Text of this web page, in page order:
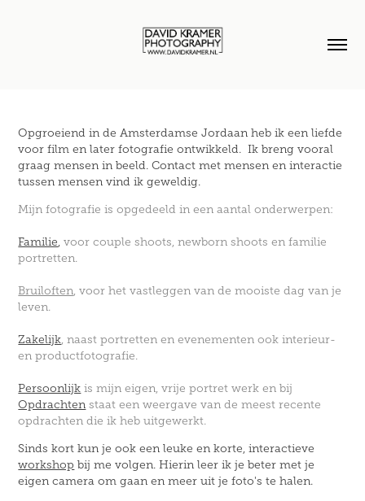
Opgroeiend in de Amsterdamse Jordaan heb ik een liefde
voor film en later fotografie ontwikkeld. Ik breng vooral
graag mensen in beeld. Contact met mensen en interactie
tussen mensen vind ik geweldig.
Mijn fotografie is opgedeeld in een aantal onderwerpen:
Familie voor couple shoots, newborn shoots en familie
portretten.
Bruiloften , voor het vastleggen van de mooiste dag van je
leven.
Zakelijk , naast portretten en evenementen ook interieur-
en productfotografie.
Persoonlijk is mijn eigen, vrije portret werk en bij
Opdrachten staat een weergave van de meest recente
opdrachten die ik heb uitgewerkt.
Sinds kort kun je ook een leuke en korte, interactieve
workshop bij me volgen. Hierin leer ik je beter met je
eigen camera om gaan en meer uit je foto's te halen.